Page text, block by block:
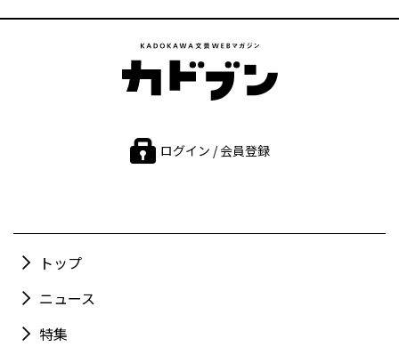
ログイン / 会員登録
トップ
ニュース
特集